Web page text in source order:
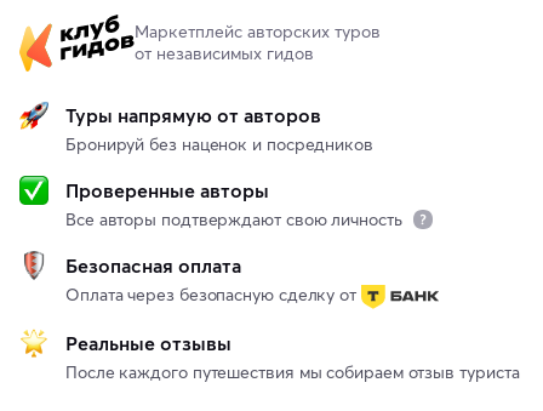
Маркетплейс авторских туров
от независимых гидов
Туры напрямую от авторов
Бронируй без наценок и посредников
Проверенные авторы
Все авторы подтверждают свою личность
Безопасная оплата
Оплата через безопасную сделку от
Реальные отзывы
После каждого путешествия мы собираем отзыв туриста